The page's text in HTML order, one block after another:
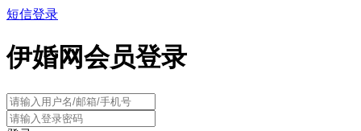
短信登录
伊婚网会员登录